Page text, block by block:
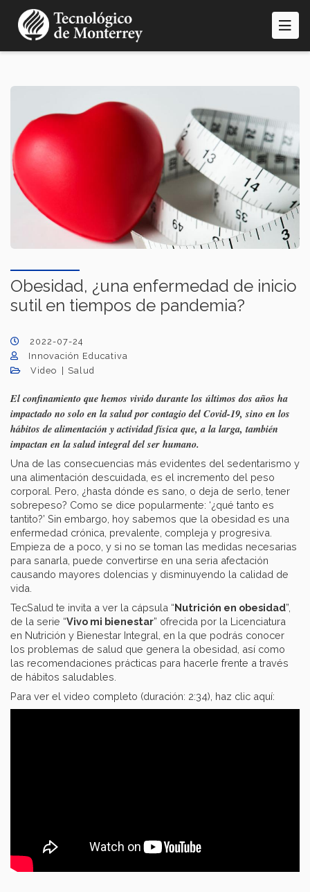
contenido
Obesidad, ¿una enfermedad de inicio
sutil en tiempos de pandemia?
2022-07-24
Innovación Educativa
Video
Salud
El confinamiento que hemos vivido durante los últimos dos años ha
impactado no solo en la salud por contagio del Covid-19, sino en los
hábitos de alimentación y actividad física que, a la larga, también
impactan en la salud integral del ser humano.
Una de las consecuencias más evidentes del sedentarismo y
una alimentación descuidada, es el incremento del peso
corporal. Pero, ¿hasta dónde es sano, o deja de serlo, tener
sobrepeso? Como se dice popularmente: ‘¿qué tanto es
tantito?’ Sin embargo, hoy sabemos que la obesidad es una
enfermedad crónica, prevalente, compleja y progresiva.
Empieza de a poco, y si no se toman las medidas necesarias
para sanarla, puede convertirse en una seria afectación
causando mayores dolencias y disminuyendo la calidad de
vida.
TecSalud te invita a ver la cápsula “Nutrición en obesidad”,
de la serie “Vivo mi bienestar” ofrecida por la Licenciatura
en Nutrición y Bienestar Integral, en la que podrás conocer
los problemas de salud que genera la obesidad, así como
las recomendaciones prácticas para hacerle frente a través
de hábitos saludables.
Para ver el video completo (duración: 2:34), haz clic aquí: